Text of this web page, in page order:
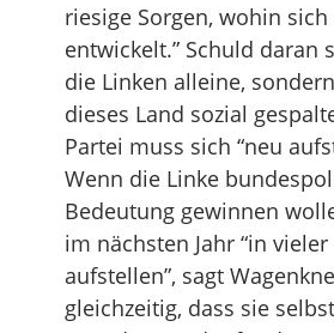
riesige Sorgen, wohin sich
entwickelt.” Schuld daran
die Linken alleine,
dieses Land sozial
Partei muss sich “neu
Wenn die Linke
Bedeutung gewinnen
im nächsten Jahr “in
aufstellen”, sagt
gleichzeitig, dass sie